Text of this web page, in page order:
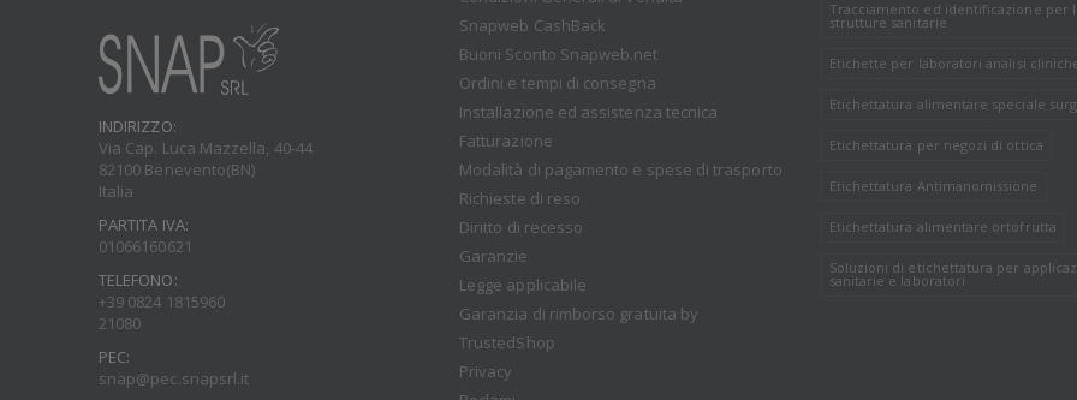
INDIRIZZO:
Via Cap. Luca Mazzella, 40-44
82100 Benevento(BN)
Italia
PARTITA IVA:
01066160621
TELEFONO:
+39 0824 1815960
21080
PEC:
snap@pec.snapsrl.it
Snapweb CashBack
Buoni Sconto Snapweb.net
Ordini e tempi di consegna
Installazione ed assistenza tecnica
Fatturazione
Modalità di pagamento e spese di trasporto
Richieste di reso
Diritto di recesso
Garanzie
Legge applicabile
Garanzia di rimborso gratuita by
TrustedShop
Privacy
Tracciamento ed identificazione per
strutture sanitarie
Etichette per laboratori analisi
Etichettatura alimentare speciale
Etichettatura per negozi di ottica
Etichettatura Antimanomissione
Etichettatura alimentare ortofrutta
Soluzioni di etichettatura per
sanitarie e laboratori